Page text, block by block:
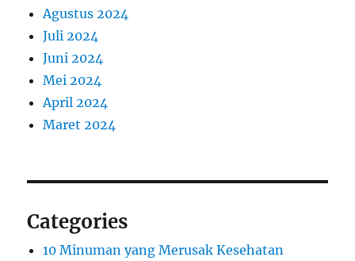
Agustus 2024
Juli 2024
Juni 2024
Mei 2024
April 2024
Maret 2024
Categories
10 Minuman yang Merusak Kesehatan